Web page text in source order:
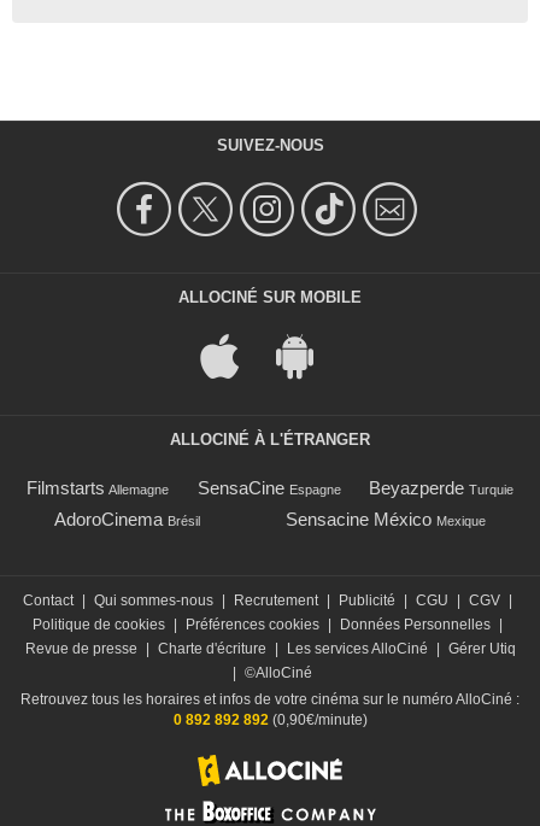
SUIVEZ-NOUS
ALLOCINÉ SUR MOBILE
ALLOCINÉ À L'ÉTRANGER
Filmstarts Allemagne SensaCine Espagne Beyazperde Turquie
AdoroCinema Brésil Sensacine México Mexique
Contact Qui sommes-nous Recrutement Publicité CGU CGV
Politique de cookies
Préférences cookies Données Personnelles
Revue de presse
Charte d'écriture Les services AlloCiné
Gérer Utiq
©AlloCiné
Retrouvez tous les horaires et infos de votre cinéma sur le numéro AlloCiné :
0 892 892 892(0,90€/minute)